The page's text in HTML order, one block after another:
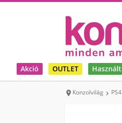
Akció OUTLET Használt
 Konzolvilág  PS4